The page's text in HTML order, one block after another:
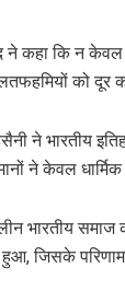
ने कहा कि न
को दूर
ने भारतीय
ने केवल धार्मिक
भारतीय समाज
जिसके